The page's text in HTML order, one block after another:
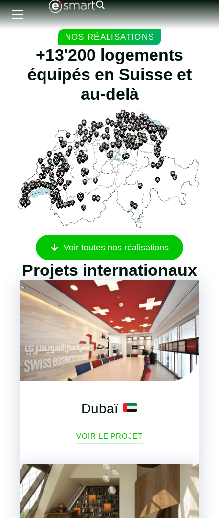
NOS RÉALISATIONS
+13'200 logements
équipés en Suisse et
au-delà
Voir toutes nos réalisations
Projets internationaux
Dubaï
VOIR LE PROJET